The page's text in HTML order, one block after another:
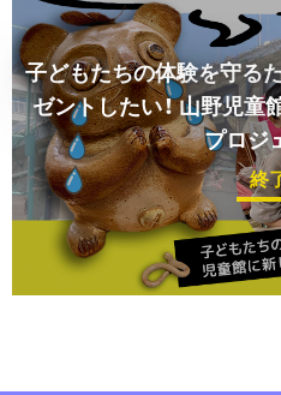
子どもたちの体験を守る
ゼントしたい！山野児童
プロジ
終